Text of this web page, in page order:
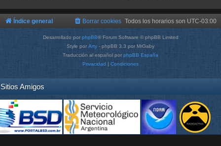
Índice general Todos los horarios son UTC-03:00
Borrar cookies
Desarrollado por phpBB® Forum Software © phpBB Limited
Style por Arty - phpBB 3.3 por MrGaby
Traducción al español por phpBB España
Privacidad | Condiciones
Sitios Amigos